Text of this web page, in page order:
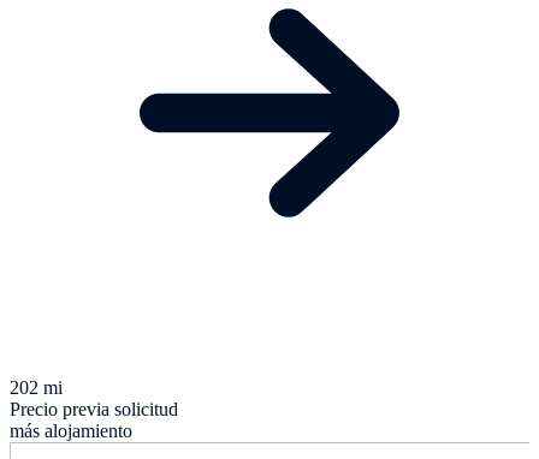
202 mi
Precio previa solicitud
más alojamiento